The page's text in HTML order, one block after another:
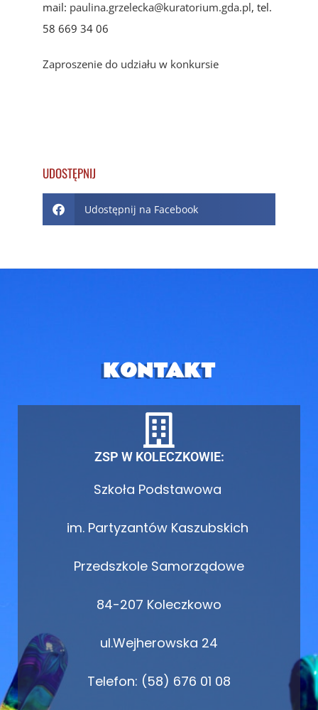
mail: paulina.grzelecka@kuratorium.gda.pl, tel.
58 669 34 06
Zaproszenie do udziału w konkursie
UDOSTĘPNIJ
Udostępnij na Facebook
KONTAKT
ZSP W KOLECZKOWIE:
Szkoła Podstawowa
im. Partyzantów Kaszubskich
Przedszkole Samorządowe
84-207 Koleczkowo
ul.Wejherowska 24
Telefon: (58) 676 01 08